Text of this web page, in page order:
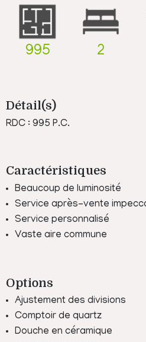
995 2
Détail(s)
RDC : 995 P.C.
Caractéristiques
Beaucoup de luminosité
Service après-vente
Service personnalisé
Vaste aire commune
Options
Ajustement des divisions
Comptoir de quartz
Douche en céramique